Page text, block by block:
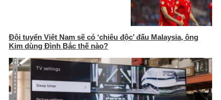
Đội tuyển Việt Nam sẽ có ‘chiêu độc’ đấu Malaysia, ông
Kim dùng Đình Bắc thế nào?